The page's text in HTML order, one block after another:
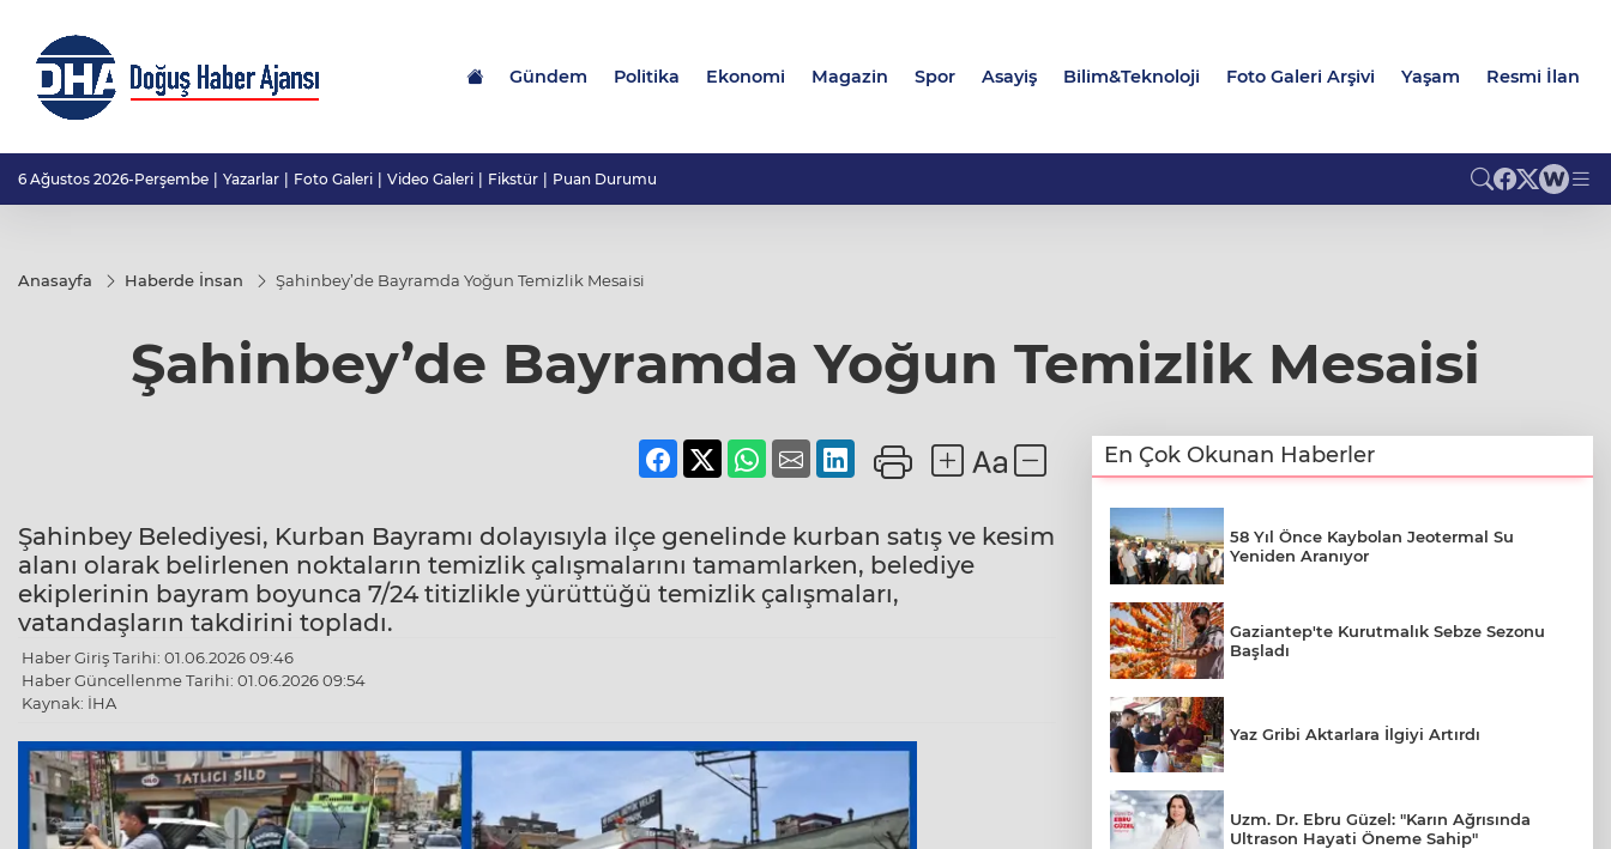
Gündem Politika Ekonomi Magazin Spor Asayiş Bilim&Teknoloji Foto Galeri Arşivi Yaşam Resmi İlan
6 Ağustos 2026-Perşembe Yazarlar Foto Galeri Video Galeri Fikstür Puan Durumu
Anasayfa Haberde İnsan Şahinbey’de Bayramda Yoğun Temizlik Mesaisi
Şahinbey’de Bayramda Yoğun Temizlik Mesaisi
Şahinbey Belediyesi, Kurban Bayramı dolayısıyla ilçe genelinde kurban satış ve kesim
alanı olarak belirlenen noktaların temizlik çalışmalarını tamamlarken, belediye
ekiplerinin bayram boyunca 7/24 titizlikle yürüttüğü temizlik çalışmaları,
vatandaşların takdirini topladı.
Haber Giriş Tarihi: 01.06.2026 09:46
Haber Güncellenme Tarihi: 01.06.2026 09:54
Kaynak: İHA
En Çok Okunan Haberler
58 Yıl Önce Kaybolan Jeotermal Su
Yeniden Aranıyor
Gaziantep'te Kurutmalık Sebze Sezonu
Başladı
Yaz Gribi Aktarlara İlgiyi Artırdı
Uzm. Dr. Ebru Güzel: "Karın Ağrısında
Ultrason Hayati Öneme Sahip"